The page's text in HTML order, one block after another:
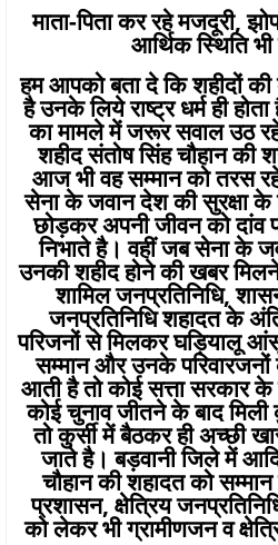
माता-पिता कर रहे मजदूरी,
आर्थिक स्थिति
हम आपको बता दे कि शहीदों की
है उनके लिये राष्ट्र धर्म ही
का मामले में जरूर सवाल उठ
शहीद संतोष सिंह चौहान की
आज भी वह सम्मान को तरस
सेना के जवान देश की सुरक्षा के
छोड़कर अपनी जीवन को दांव
निभाते है। वहीं जब सेना के
उनकी शहीद होने की खबर
शामिल जनप्रतिनिधि,
जनप्रतिनिधि शहादत के
परिजनों से मिलकर घड़ियालू
सम्मान और उनके
आती है तो कोई सत्ता सरकार
कोई चुनाव जीतने के बाद
तो कुर्सी में बैठकर ही अच्छी
जाते है। बड़वानी जिले में
चौहान की शहादत को
प्रशासन, क्षेत्रिय
को लेकर भी ग्रामीणजन व